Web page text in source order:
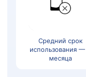
Средний срок
использования —
месяца